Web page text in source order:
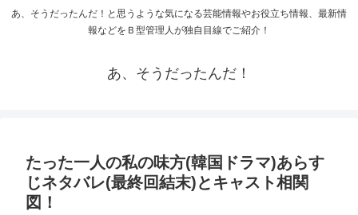
あ、そうだったんだ！と思うような気になる芸能情報やお役立ち情報、最新情
報などをＢ型管理人が独自目線でご紹介！
あ、そうだったんだ！
たった一人の私の味方(韓国ドラマ)あらす
じネタバレ(最終回結末)とキャスト相関
図！